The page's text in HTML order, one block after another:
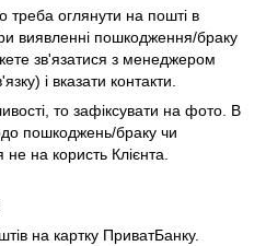
треба оглянути на пошті в
виявленні пошкодження/браку
зв'язатися з менеджером
і вказати контакти.
то зафіксувати на фото. В
пошкоджень/браку чи
на користь Клієнта.
на картку ПриватБанку.